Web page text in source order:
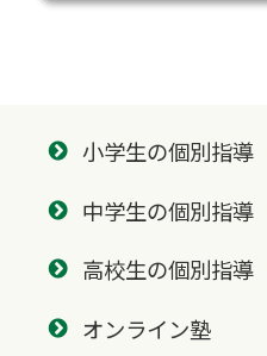
小学生の個別指導
中学生の個別指導
高校生の個別指導
オンライン塾